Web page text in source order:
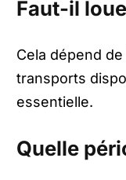
Faut-il
Cela dépend de
transports
essentielle.
Quelle